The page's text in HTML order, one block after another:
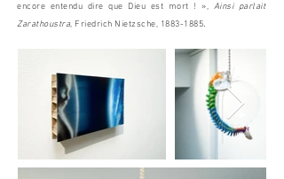
encore entendu dire que Dieu est mort ! », Ainsi parlait
Zarathoustra, Friedrich Nietzsche, 1883-1885.